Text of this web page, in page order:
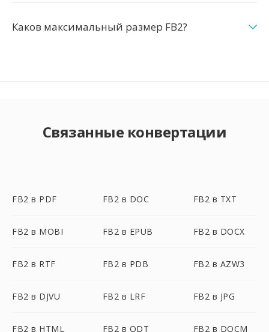
Каков максимальный размер FB2?
Связанные конвертации
FB2 в PDF FB2 в DOC FB2 в TXT
FB2 в MOBI FB2 в EPUB FB2 в DOCX
FB2 в RTF FB2 в PDB FB2 в AZW3
FB2 в DJVU FB2 в LRF FB2 в JPG
FB2 в HTML FB2 в ODT FB2 в DOCM